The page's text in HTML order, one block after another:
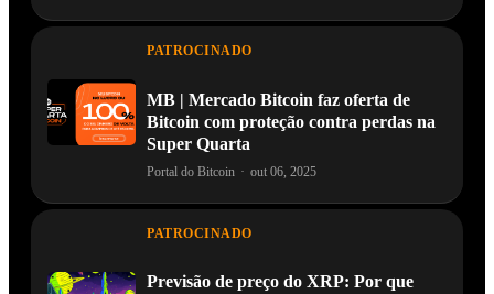
PATROCINADO
MB | Mercado Bitcoin faz oferta de
Bitcoin com proteção contra perdas na
Super Quarta
Portal do Bitcoin · out 06, 2025
PATROCINADO
Previsão de preço do XRP: Por que